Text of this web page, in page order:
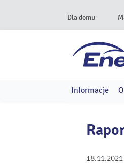
Dla domu
Informacje
18.11.2021